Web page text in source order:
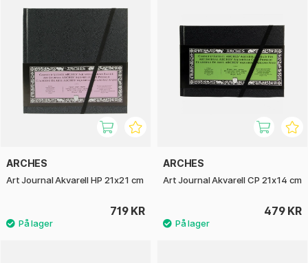
ARCHES
Art Journal Akvarell HP 21x21 cm
719 KR
ARCHES
Art Journal Akvarell CP 21x14 cm
479 KR